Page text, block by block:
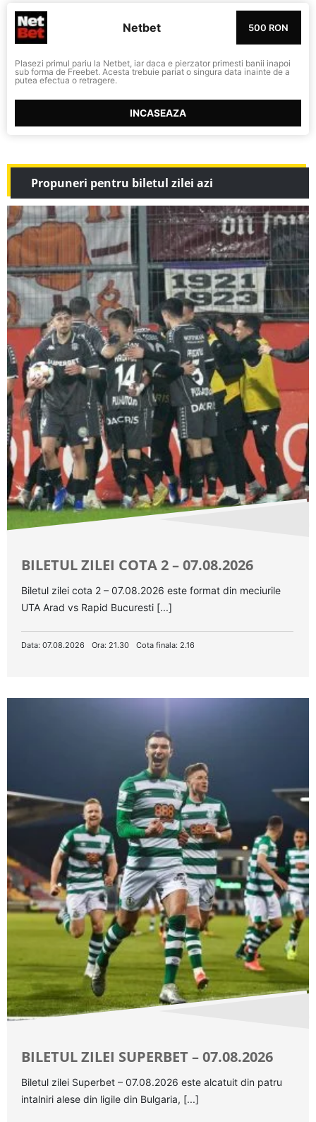
Netbet 500 RON
Plasezi primul pariu la Netbet, iar daca e pierzator primesti banii inapoi
sub forma de Freebet. Acesta trebuie pariat o singura data inainte de a
putea efectua o retragere.
INCASEAZA
Propuneri pentru biletul zilei azi
BILETUL ZILEI COTA 2 – 07.08.2026
Biletul zilei cota 2 – 07.08.2026 este format din meciurile
UTA Arad vs Rapid Bucuresti [...]
Data: 07.08.2026 Ora: 21.30 Cota finala: 2.16
BILETUL ZILEI SUPERBET – 07.08.2026
Biletul zilei Superbet – 07.08.2026 este alcatuit din patru
intalniri alese din ligile din Bulgaria, [...]